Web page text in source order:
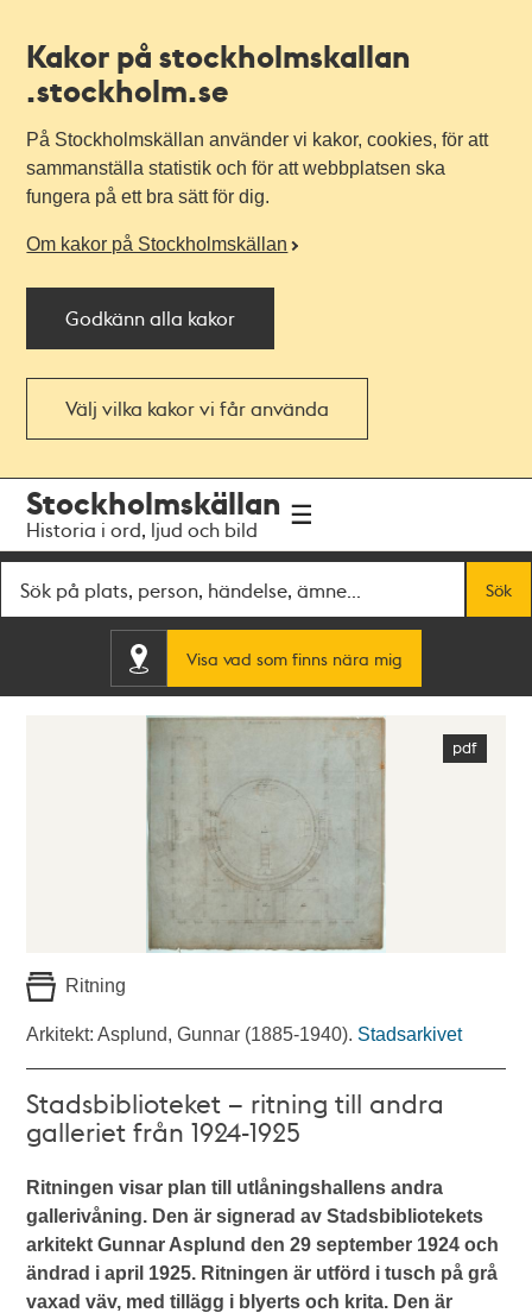
Kakor på stockholmskallan
.stockholm.se
På Stockholmskällan använder vi kakor, cookies, för att
sammanställa statistik och för att webbplatsen ska
fungera på ett bra sätt för dig.
Om kakor på Stockholmskällan
Godkänn alla kakor
Välj vilka kakor vi får använda
navigationen
huvudinnehållet
Stockholmskällan
Historia i ord, ljud och bild
Sök
Visa vad som finns nära mig
Ritning
Arkitekt: Asplund, Gunnar (1885-1940). Stadsarkivet
Stadsbiblioteket – ritning till andra
galleriet från 1924-1925
Ritningen visar plan till utlåningshallens andra
gallerivåning. Den är signerad av Stadsbibliotekets
arkitekt Gunnar Asplund den 29 september 1924 och
ändrad i april 1925. Ritningen är utförd i tusch på grå
vaxad väv, med tillägg i blyerts och krita. Den är